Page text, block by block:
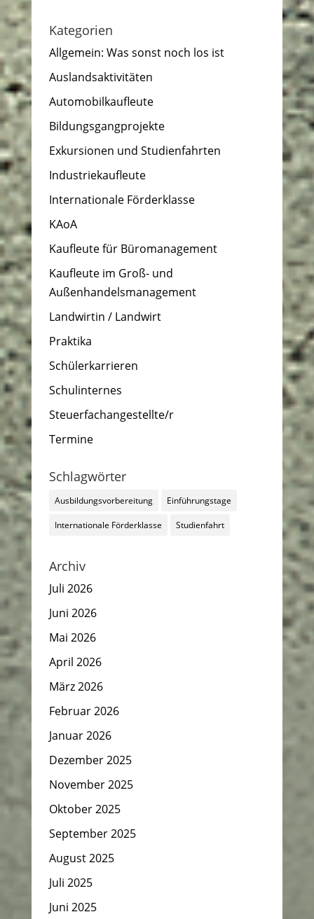
Kategorien
Allgemein: Was sonst noch los ist
Auslandsaktivitäten
Automobilkaufleute
Bildungsgangprojekte
Exkursionen und Studienfahrten
Industriekaufleute
Internationale Förderklasse
KAoA
Kaufleute für Büromanagement
Kaufleute im Groß- und
Außenhandelsmanagement
Landwirtin / Landwirt
Praktika
Schülerkarrieren
Schulinternes
Steuerfachangestellte/r
Termine
Schlagwörter
Ausbildungsvorbereitung Einführungstage
Internationale Förderklasse Studienfahrt
Archiv
Juli 2026
Juni 2026
Mai 2026
April 2026
März 2026
Februar 2026
Januar 2026
Dezember 2025
November 2025
Oktober 2025
September 2025
August 2025
Juli 2025
Juni 2025